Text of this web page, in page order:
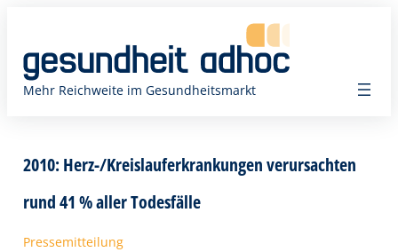
springen
Mehr Reichweite im Gesundheitsmarkt
2010: Herz-/Kreislauferkrankungen verursachten
rund 41 % aller Todesfälle
Pressemitteilung